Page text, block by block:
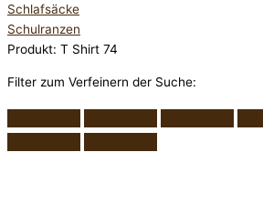
Schlafsäcke
Schulranzen
Produkt: T Shirt 74
Filter zum Verfeinern der Suche: